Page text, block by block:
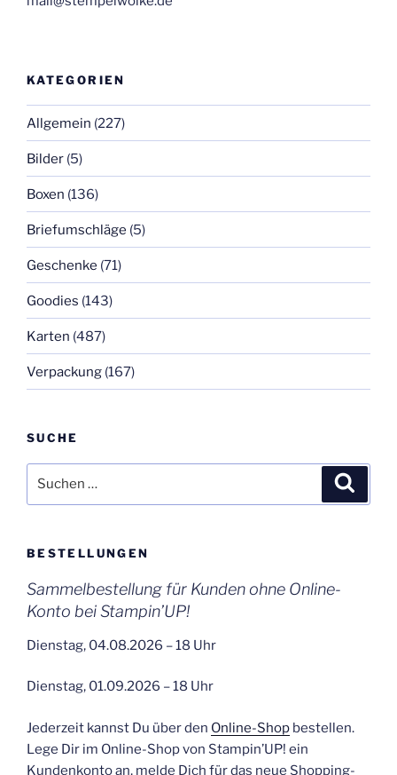
KATEGORIEN
Allgemein (227)
Bilder (5)
Boxen (136)
Briefumschläge (5)
Geschenke (71)
Goodies (143)
Karten (487)
Verpackung (167)
SUCHE
nach:
BESTELLUNGEN
Sammelbestellung für Kunden ohne Online-
Konto bei Stampin’UP!
Dienstag, 04.08.2026 – 18 Uhr
Dienstag, 01.09.2026 – 18 Uhr
Jederzeit kannst Du über den Online-Shop bestellen.
Lege Dir im Online-Shop von Stampin’UP! ein
Kundenkonto an, melde Dich für das neue Shopping-